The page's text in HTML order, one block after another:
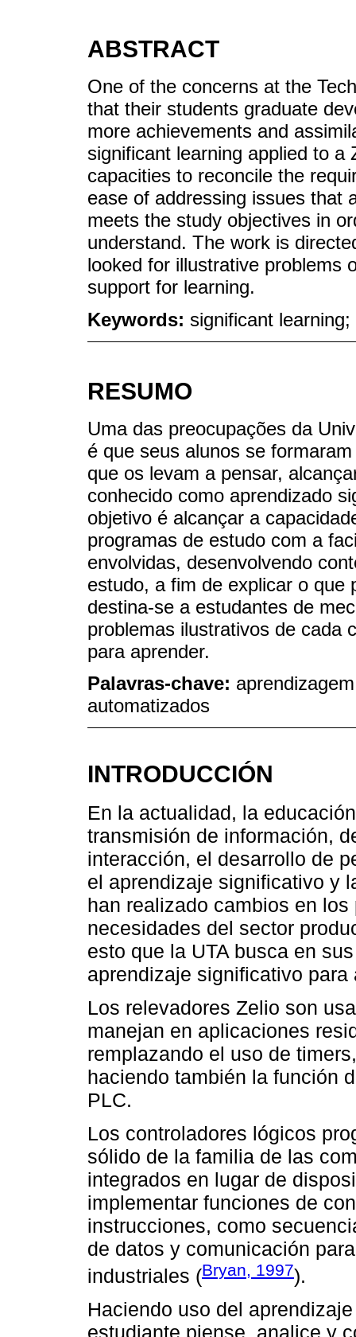
ABSTRACT
One of the concerns at the
that their students graduate
more achievements and
significant learning applied to
capacities to reconcile the
ease of addressing issues that
meets the study objectives in
understand. The work is
looked for illustrative problems
support for learning.
Keywords: significant
RESUMO
Uma das preocupações da
é que seus alunos se
que os levam a pensar,
conhecido como aprendizado
objetivo é alcançar a
programas de estudo com a
envolvidas, desenvolvendo
estudo, a fim de explicar o que
destina-se a estudantes de
problemas ilustrativos de cada
para aprender.
Palavras-chave:
automatizados
INTRODUCCIÓN
En la actualidad, la
transmisión de información,
interacción, el desarrollo de
el aprendizaje significativo y
han realizado cambios en
necesidades del sector
esto que la UTA busca en
aprendizaje significativo
Los relevadores Zelio son
manejan en aplicaciones
remplazando el uso de
haciendo también la función
PLC.
Los controladores lógicos
sólido de la familia de las
integrados en lugar de
implementar funciones de
instrucciones, como
de datos y comunicación
industriales (Bryan, 1997).
Haciendo uso del